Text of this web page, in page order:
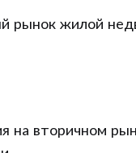
рынок жилой
на вторичном